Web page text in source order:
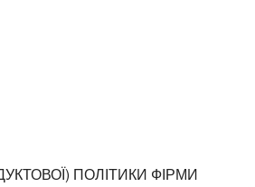
ПОЛІТИКИ ФІРМИ